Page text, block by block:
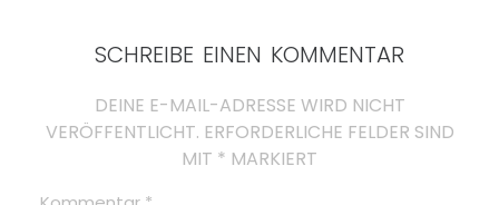
SCHREIBE EINEN KOMMENTAR
DEINE E-MAIL-ADRESSE WIRD NICHT
VERÖFFENTLICHT. ERFORDERLICHE FELDER SIND
MIT * MARKIERT